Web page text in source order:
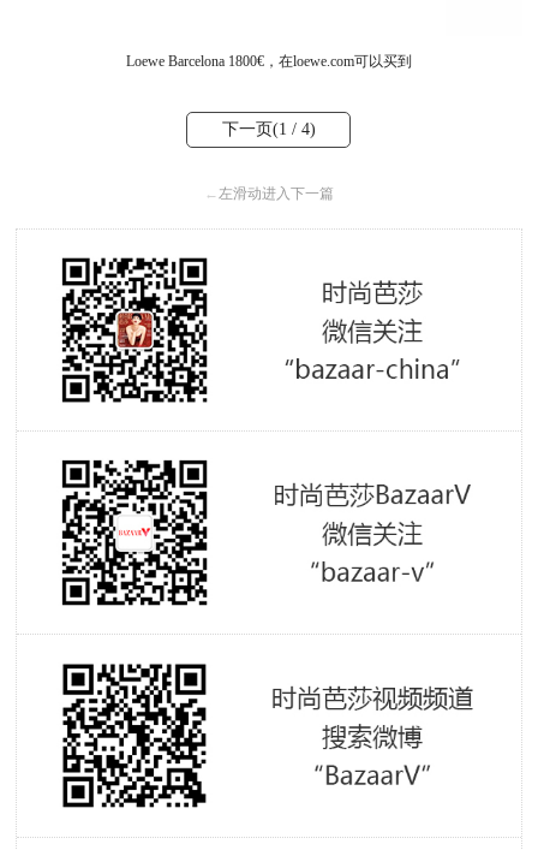
Loewe Barcelona 1800€， 在loewe.com可以买到
下一页(1 / 4)
← 左滑动进入下一篇